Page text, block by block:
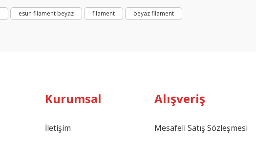
esun filament beyaz filament
beyaz filament
Kurumsal
İletişim
Alışveriş
Mesafeli Satış Sözleşmesi